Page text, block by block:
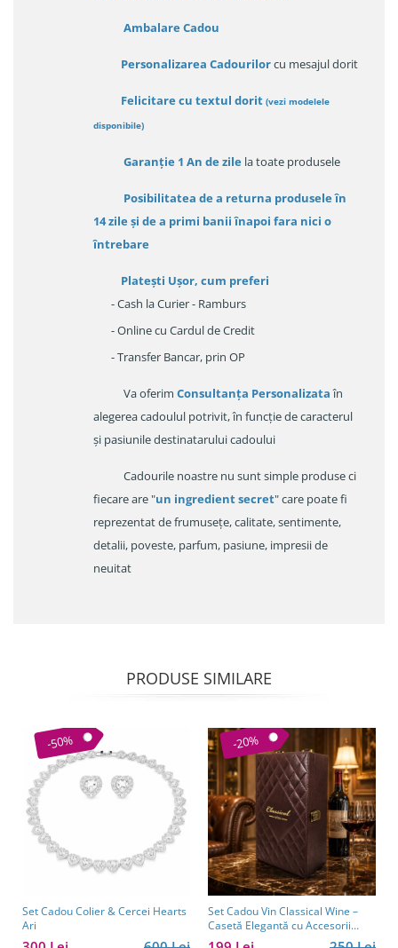
Ambalare Cadou
Personalizarea Cadourilorcu mesajul dorit
Felicitare cu textul dorit (vezi modelele
disponibile)
Garanție 1 An de zile la toate produsele
Posibilitatea de a returna produsele în
14 zileși de a primi banii înapoi fara nici o
întrebare
Platești Ușor, cum preferi
- Cash la Curier - Ramburs
- Online cu Cardul de Credit
- Transfer Bancar, prin OP
Va oferim Consultanța Personalizataîn
alegerea cadoulul potrivit, în funcție de caracterul
și pasiunile destinatarului cadoului
Cadourile noastre nu sunt simple produse ci
fiecare are "un ingredient secret" care poate fi
reprezentat de frumusețe, calitate, sentimente,
detalii, poveste, parfum, pasiune, impresii de
neuitat
PRODUSE SIMILARE
-50%
Set Cadou Colier & Cercei Hearts
Ari
-20%
Set Cadou Vin Classical Wine –
Casetă Elegantă cu Accesorii
pentru Vin